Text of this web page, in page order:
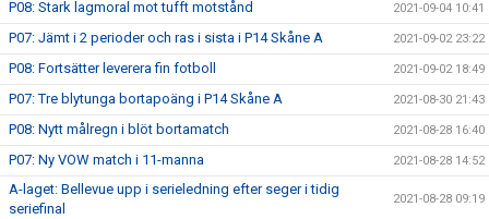
P08: Stark lagmoral mot tufft motstånd 2021-09-04 10:41
P07: Jämt i 2 perioder och ras i sista i P14 Skåne A 2021-09-02 23:22
P08: Fortsätter leverera fin fotboll 2021-09-02 18:49
P07: Tre blytunga bortapoäng i P14 Skåne A 2021-08-30 21:43
P08: Nytt målregn i blöt bortamatch 2021-08-28 16:40
P07: Ny VOW match i 11-manna 2021-08-28 14:52
A-laget: Bellevue upp i serieledning efter seger i tidig
seriefinal
2021-08-28 09:19